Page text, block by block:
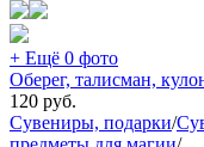
+ Ещё 0 фото
Оберег, талисман,
120 руб.
Сувениры, подарки/